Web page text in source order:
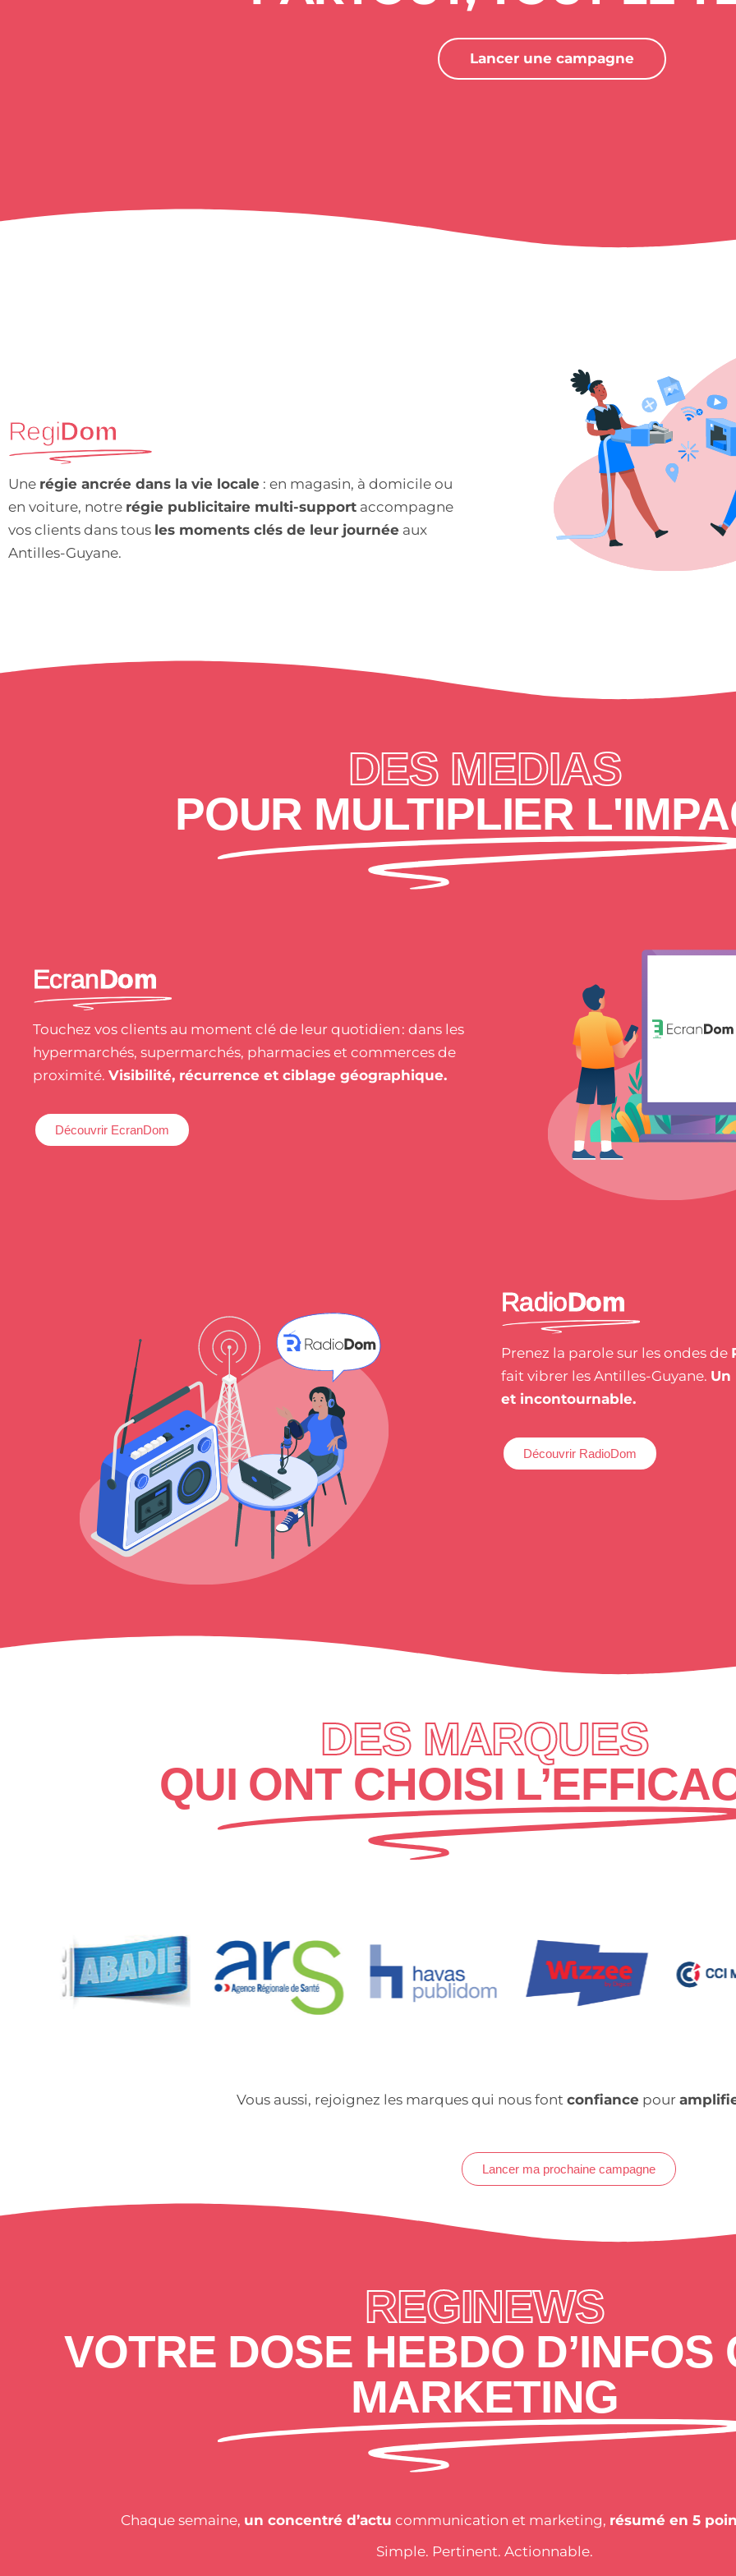
Lancer une campagne
RegiDom
Une régie ancrée dans la vie locale : en magasin, à domicile ou
en voiture, notre régie publicitaire multi-support accompagne
vos clients dans tous les moments clés de leur journée aux
Antilles-Guyane.
DES MEDIAS
POUR MULTIPLIER
EcranDom
Touchez vos clients au moment clé de leur quotidien : dans les
hypermarchés, supermarchés, pharmacies et commerces de
proximité. Visibilité, récurrence et ciblage géographique.
Découvrir EcranDom
RadioDom
Prenez la parole sur les ondes de
fait vibrer les Antilles-Guyane. Un
et incontournable.
Découvrir RadioDom
DES MARQUES
QUI ONT CHOISI
Vous aussi, rejoignez les marques qui nous font confiancepour
Lancer ma prochaine campagne
REGINEWS
VOTRE DOSE HEBDO D’INFOS
MARKETING
Chaque semaine, un concentré d’actu communication et marketing, résumé en 5
Simple. Pertinent. Actionnable.